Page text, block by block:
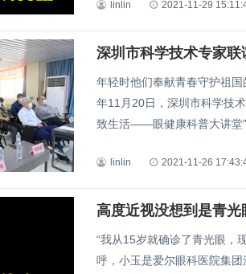
linlin 2021-11-29
年轻时他们奉献青春守护祖
年11月20日，深圳市科学技
致生活——眼健康科普大讲堂”
linlin 2021-11-26
“我从15岁就确诊了青光眼，
呼，小玉是爱尔眼科医院集